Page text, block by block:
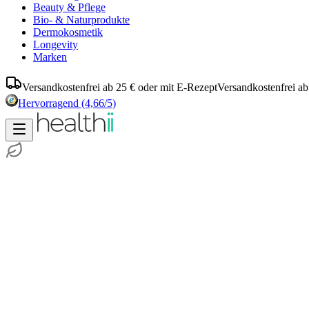
Beauty & Pflege
Bio- & Naturprodukte
Dermokosmetik
Longevity
Marken
Versandkostenfrei ab 25 € oder mit E-RezeptVersandkostenfrei
Hervorragend (4,66/5)